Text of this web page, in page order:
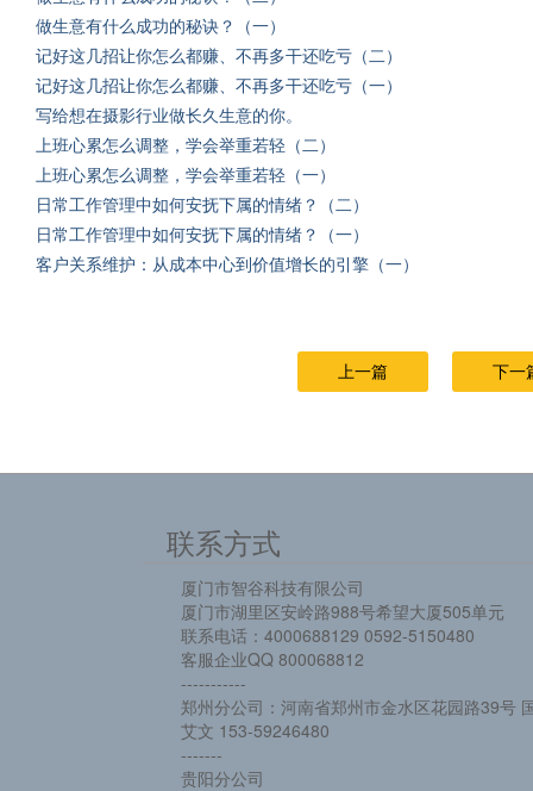
做生意有什么成功的秘诀？（一）
记好这几招让你怎么都赚、不再多干还吃亏（二）
记好这几招让你怎么都赚、不再多干还吃亏（一）
写给想在摄影行业做长久生意的你。
上班心累怎么调整，学会举重若轻（二）
上班心累怎么调整，学会举重若轻（一）
日常工作管理中如何安抚下属的情绪？（二）
日常工作管理中如何安抚下属的情绪？（一）
客户关系维护：从成本中心到价值增长的引擎（一）
上一篇 下一
联系方式
厦门市智谷科技有限公司
厦门市湖里区安岭路988号希望大厦505单元
联系电话：4000688129 0592-5150480
客服企业QQ 800068812
-----------
郑州分公司：河南省郑州市金水区花园路39号
艾文 153-59246480
-------
贵阳分公司